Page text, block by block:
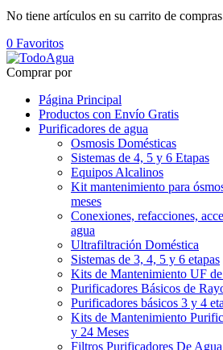
No tiene artículos en su carrito de
0 Favoritos
Comprar por
Página Principal
Productos con Envío Gratis
Purificadores de agua
Osmosis Domésticas
Sistemas de 4, 5 y 6 Etapas
Equipos Alcalinos
Kit mantenimiento para
meses
Conexiones, refacciones,
agua
Ultrafiltración Doméstica
Sistemas de 3, 4, 5 y 6 etapas
Kits de Mantenimiento UF
Purificadores Básicos de
Purificadores básicos 3 y 4
Kits de Mantenimiento
y 24 Meses
Filtros Purificadores De